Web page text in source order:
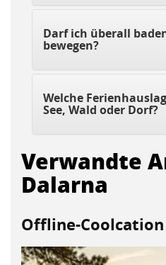
Darf ich überall
bewegen?
Welche
See, Wald oder Dorf?
Verwandte
Dalarna
Offline-